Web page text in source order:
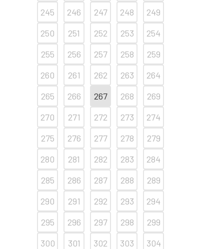
245
246 247 248
249
250
251 252 253
254
255
256 257 258
259
260
261 262 263
264
265
266 267 268
269
270
271 272 273
274
275
276 277 278
279
280
281 282 283
284
285
286 287 288
289
290
291 292 293
294
295
296 297 298
299
300
301 302 303
304